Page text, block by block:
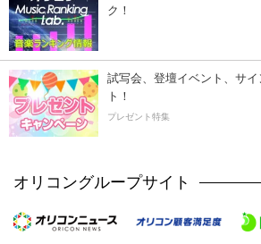
ク！
試写会、登壇イベント、サ
ト！
プレゼント特集
オリコングループサイト